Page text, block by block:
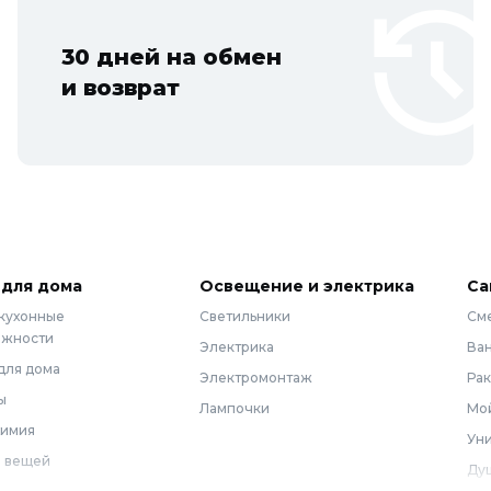
30 дней на обмен
и возврат
дома
дома
вещей
Освещение и электрика
Светильники
Электрика
Электромонтаж
Лампочки